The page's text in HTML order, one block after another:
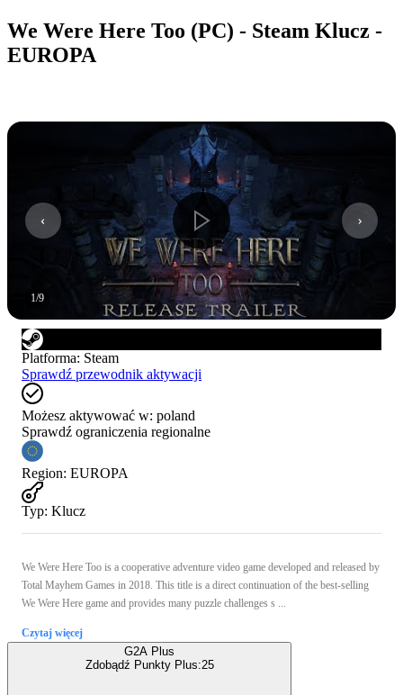
We Were Here Too (PC) - Steam Klucz -
EUROPA
1/9
Platforma: Steam
Sprawdź przewodnik aktywacji
Możesz aktywować w: poland
Sprawdź ograniczenia regionalne
Region: EUROPA
Typ: Klucz
We Were Here Too is a cooperative adventure video game developed and released by
Total Mayhem Games in 2018. This title is a direct continuation of the best-selling
We Were Here game and provides many puzzle challenges s ...
Czytaj więcej
G2A Plus
Zdobądź Punkty Plus:25